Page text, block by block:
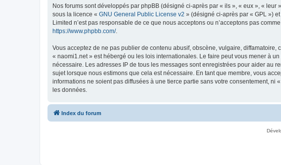
Nos forums sont développés par phpBB (désigné ci-après par « ils », « eux », «
sous la licence « GNU General Public License v2 » (désigné ci-après par « GPL »)
Limited n’est pas responsable de ce que nous acceptons ou n’acceptons pas
https://www.phpbb.com/.
Vous acceptez de ne pas publier de contenu abusif, obscène, vulgaire,
« naomi1.net » est hébergé ou les lois internationales. Le faire peut vous mener à
nécessaire. Les adresses IP de tous les messages sont enregistrées pour aider au
sujet lorsque nous estimons que cela est nécessaire. En tant que membre, vous
informations ne soient pas diffusées à une tierce partie sans votre consentement,
les données.
Index du forum